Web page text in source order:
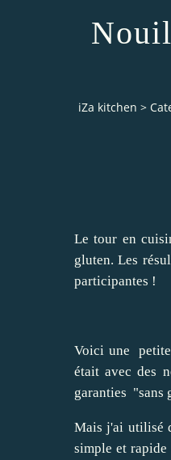
iZa kitchen >
Letour en
gluten. Les
participantes !
Voici une
était avec des
garanties "sans
Mais j'ai utilisé
simple et